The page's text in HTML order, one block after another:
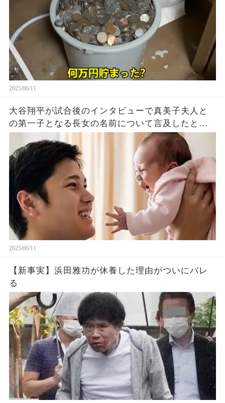
2025/06/11
大谷翔平が試合後のインタビューで真美子夫人と
の第一子となる長女の名前について言及したと話
題に！山本由伸や佐々木朗希は知ってそう！
2025/06/11
【新事実】浜田雅功が休養した理由がついにバレ
る